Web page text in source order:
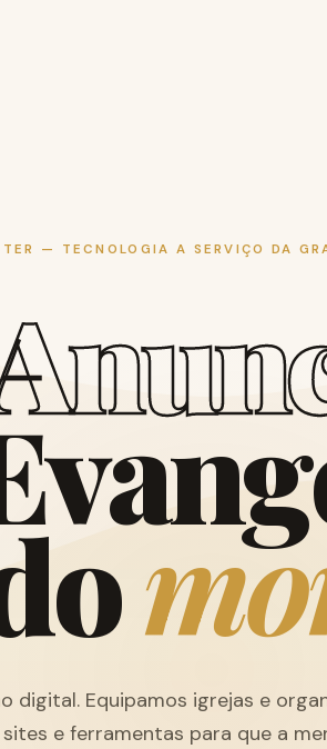
— TECNOLOGIA A SERVIÇO DA
nun
vang
omo
digital. Equipamos igrejas e
e ferramentas para que a